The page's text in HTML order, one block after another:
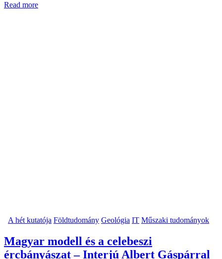
Read more
A hét kutatója Földtudomány Geológia IT Műszaki tudományok
Magyar modell és a celebeszi
ércbányászat – Interjú Albert Gáspárral